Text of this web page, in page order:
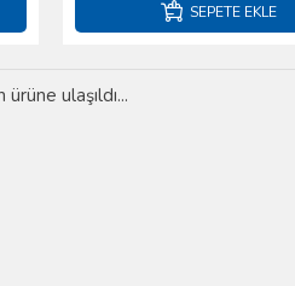
SEPETE EKLE
ürüne ulaşıldı...